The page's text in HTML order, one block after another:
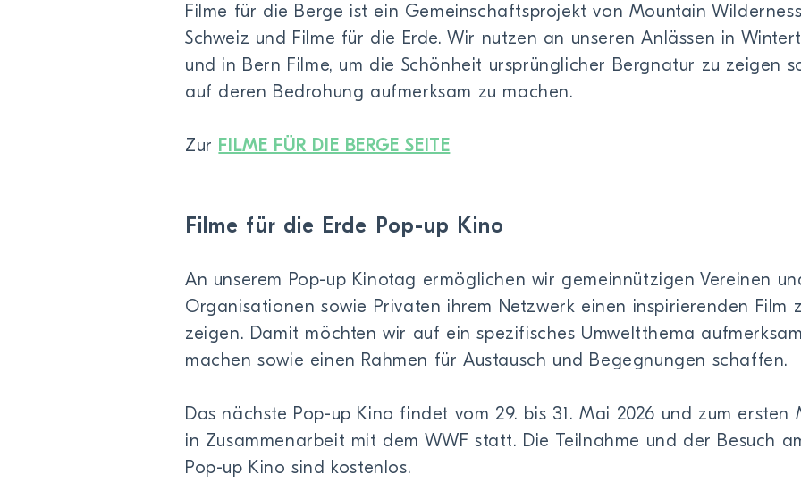
Filme für die Berge ist ein Gemeinschafts­projekt von Mountain Wilderness
Schweiz und Filme für die Erde. Wir nutzen an unseren Anlässen in
und in Bern Filme, um die Schön­­heit ursprüng­­licher Berg­­natur zu zeigen
auf deren Bedroh­ung aufmerksam zu machen.
Zur FILME FÜR DIE BERGE SEITE
Filme für die Erde Pop-up Kino
An unserem Pop-up Kinotag ermöglichen wir gemeinnützigen Vereinen
Organisationen sowie Privaten ihrem Netzwerk einen inspirierenden Film
zeigen. Damit möchten wir auf ein spezifisches Umweltthema aufmerksam
machen sowie einen Rahmen für Austausch und Begegnungen schaffen.
Das nächste Pop-up Kino findet vom 29. bis 31. Mai 2026 und zum ersten
in Zusammenarbeit mit dem WWF statt. Die Teilnahme und der Besuch
Pop-up Kino sind kostenlos.